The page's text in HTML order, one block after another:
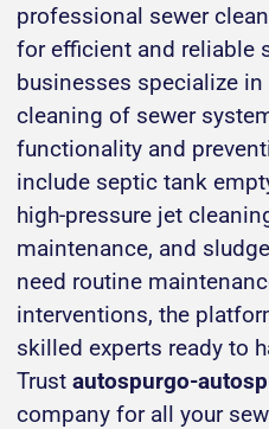
professional sewer
for efficient and reliable
businesses specialize
cleaning of sewer
functionality and
include septic tank
high-pressure jet
maintenance, and
need routine
interventions, the
skilled experts ready to
Trust autospurgo-
company for all your